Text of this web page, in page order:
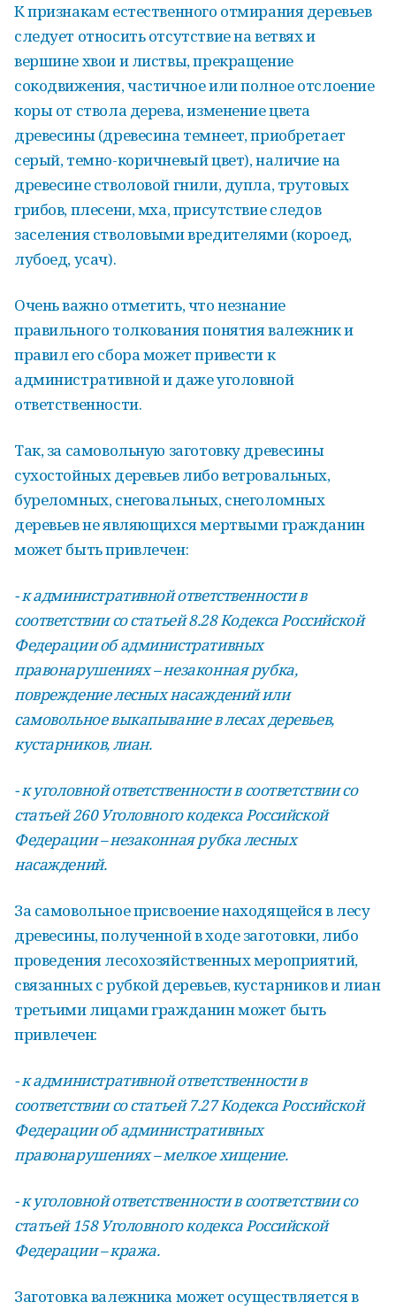
К признакам естественного отмирания деревьев
следует относить отсутствие на ветвях и
вершине хвои и листвы, прекращение
сокодвижения, частичное или полное отслоение
коры от ствола дерева, изменение цвета
древесины (древесина темнеет, приобретает
серый, темно-коричневый цвет), наличие на
древесине стволовой гнили, дупла, трутовых
грибов, плесени, мха, присутствие следов
заселения стволовыми вредителями (короед,
лубоед, усач).
Очень важно отметить, что незнание
правильного толкования понятия валежник и
правил его сбора может привести к
административной и даже уголовной
ответственности.
Так, за самовольную заготовку древесины
сухостойных деревьев либо ветровальных,
буреломных, снеговальных, снеголомных
деревьев не являющихся мертвыми гражданин
может быть привлечен:
- к административной ответственности в
соответствии со статьей 8.28 Кодекса Российской
Федерации об административных
правонарушениях – незаконная рубка,
повреждение лесных насаждений или
самовольное выкапывание в лесах деревьев,
кустарников, лиан.
- к уголовной ответственности в соответствии со
статьей 260 Уголовного кодекса Российской
Федерации – незаконная рубка лесных
насаждений.
За самовольное присвоение находящейся в лесу
древесины, полученной в ходе заготовки, либо
проведения лесохозяйственных мероприятий,
связанных с рубкой деревьев, кустарников и лиан
третьими лицами гражданин может быть
привлечен:
- к административной ответственности в
соответствии со статьей 7.27 Кодекса Российской
Федерации об административных
правонарушениях – мелкое хищение.
- к уголовной ответственности в соответствии со
статьей 158 Уголовного кодекса Российской
Федерации – кража.
Заготовка валежника может осуществляется в